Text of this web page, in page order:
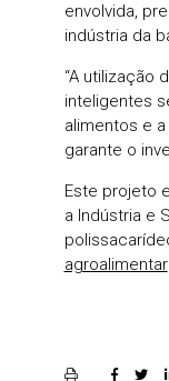
envolvida,
indústria da
“A utilização
inteligentes
alimentos e
garante o
Este projeto
a Indústria e
agroalimentar